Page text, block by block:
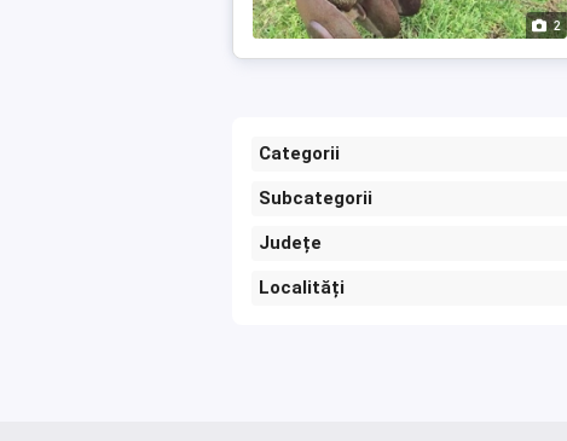
2
Categorii
Subcategorii
Județe
Localități